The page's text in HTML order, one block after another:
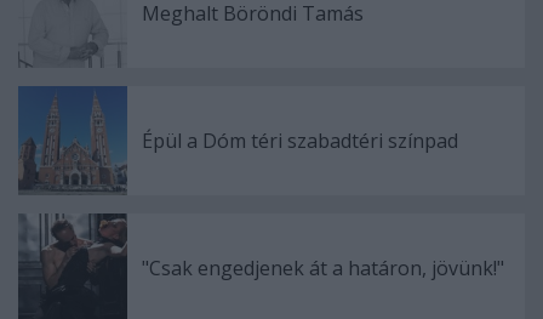
Meghalt Böröndi Tamás
Épül a Dóm téri szabadtéri színpad
"Csak engedjenek át a határon, jövünk!"